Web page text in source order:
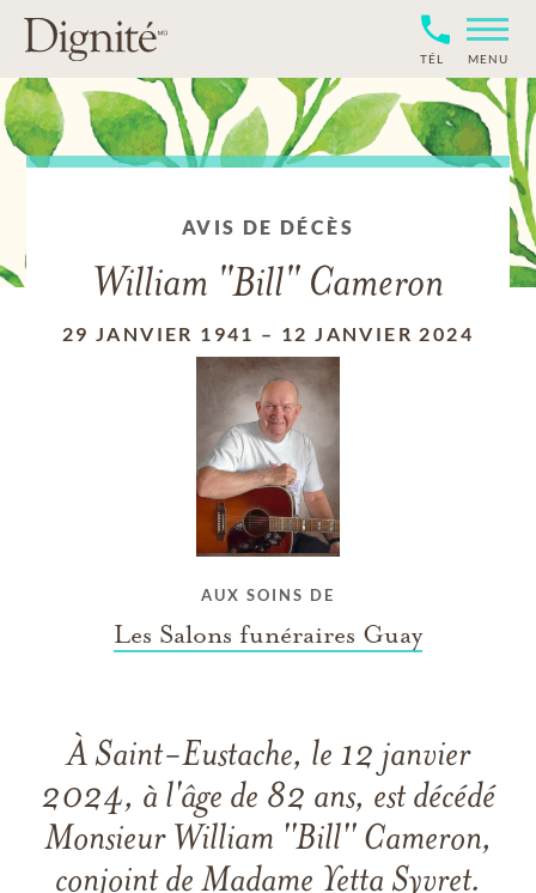
TÉL MENU
AVIS DE DÉCÈS
William "Bill" Cameron
29 JANVIER 1941 – 12 JANVIER 2024
AUX SOINS DE
Les Salons funéraires Guay
À Saint-Eustache, le 12 janvier
2024, à l'âge de 82 ans, est décédé
Monsieur William ''Bill'' Cameron,
conjoint de Madame Yetta Syvret.